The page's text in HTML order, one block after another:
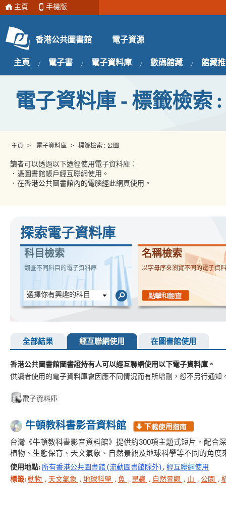
主頁 手機版
香港公共圖書館 電子資源
主頁 電子書 電子資料庫 數碼館藏 館藏
電子資料庫 - 標籤檢索 :
主頁 > 電子資料庫 > 標籤檢索 : 公園
讀者可以透過以下途徑使用電子資料庫︰
．憑圖書館帳戶經互聯網使用。
．在香港公共圖書館內的電腦經此網頁使用。
探索電子資料庫
科目檢索
翻查不同科目的電子資料庫
選擇你有興趣的科目
名稱檢索
以字母序來瀏覽不同的電子資
全部結果 經互聯網使用 在圖書館使用
香港公共圖書館圖書證持有人可以經互聯網使用以下電子資料庫。
供讀者使用的電子資料庫會因應不同情況而有所增刪，恕不另行通知
電子資料庫
牛頓教科書影音資料館
台灣《牛頓教科書影音資料館》提供約300項主題式短片，配合
植物、生態保育、天文氣象、自然景觀及地球科學等不同的角度
使用地點: 所有香港公共圖書館 (流動圖書館除外) , 經互聯網使用
標籤: 動物 , 天文氣象 , 地球科學 , 魚 , 昆蟲 , 自然景觀 , 山 , 公園 ,